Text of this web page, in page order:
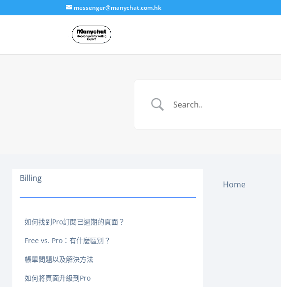
messenger@manychat.com.hk
Billing
如何找到Pro訂閱已過期的頁面？
Free vs. Pro：有什麼區別？
帳單問題以及解決方法
如何將頁面升級到Pro
Home